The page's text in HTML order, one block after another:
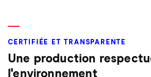
CERTIFIÉE ET TRANSPARENTE
Une production
l'environnement